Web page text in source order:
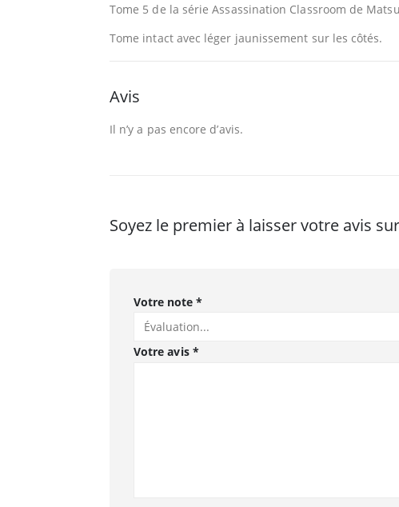
Tome 5 de la série Assassination Classroom de
Tome intact avec léger jaunissement sur les côtés.
Avis
Il n’y a pas encore d’avis.
Soyez le premier à laisser votre avis
Votre note *
Votre avis *